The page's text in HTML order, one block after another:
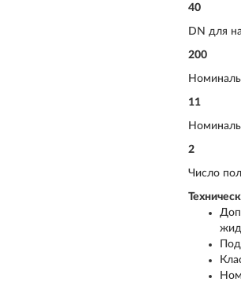
40
DN для
200
11
2
Число